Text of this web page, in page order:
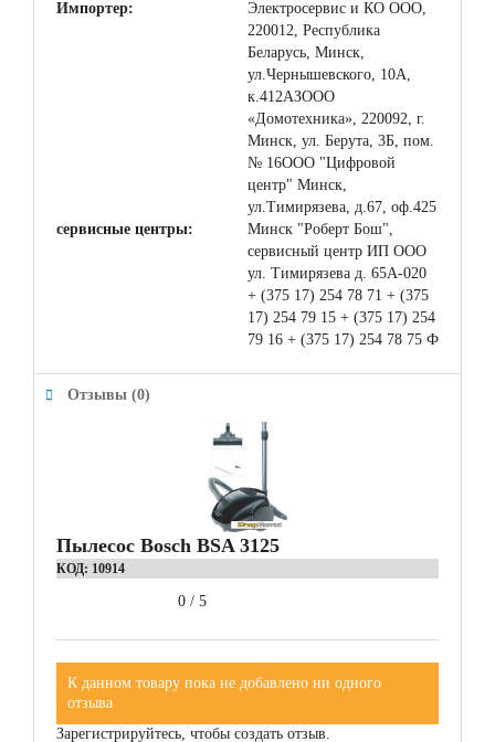
Импортер:
Электросервис и КО ООО,
220012, Республика
Беларусь, Минск,
ул.Чернышевского, 10А,
к.412АЗООО
«Домотехника», 220092, г.
Минск, ул. Берута, 3Б, пом.
№ 16ООО "Цифровой
центр" Минск,
ул.Тимирязева, д.67, оф.425
сервисные центры:
Минск "Роберт Бош",
сервисный центр ИП ООО
ул. Тимирязева д. 65А-020
+ (375 17) 254 78 71 + (375
17) 254 79 15 + (375 17) 254
79 16 + (375 17) 254 78 75 Ф
Отзывы (0)
Пылесос Bosch BSA 3125
КОД: 10914
0 / 5
К данном товару пока не добавлено ни одного
отзыва
Зарегистрируйтесь, чтобы создать отзыв.